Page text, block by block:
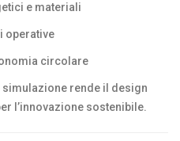
e materiali
operative
circolare
simulazione rende il design
l’innovazione sostenibile.